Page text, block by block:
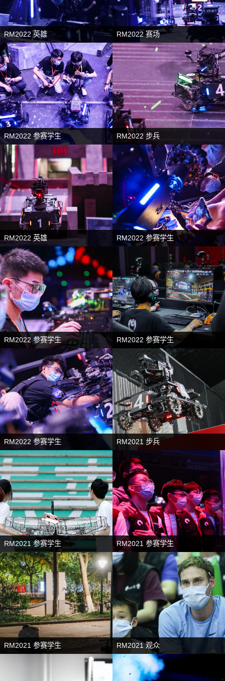
RM2022 英雄 RM2022 赛场
RM2022 参赛学生 RM2022 步兵
RM2022 英雄 RM2022 参赛学生
RM2022 参赛学生 RM2022 参赛学生
RM2022 参赛学生 RM2021 步兵
RM2021 参赛学生 RM2021 参赛学生
RM2021 参赛学生 RM2021 观众